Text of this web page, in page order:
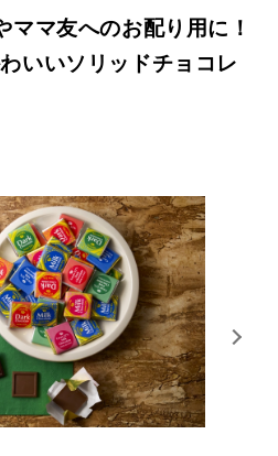
マ友へのお配り用に！
いいソリッドチョコレ